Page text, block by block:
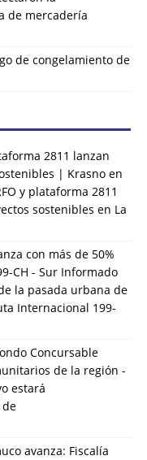
de mercadería
de congelamiento de
2811 lanzan
| Krasno en
y plataforma 2811
sostenibles en La
con más de 50%
CH - Sur Informado
la pasada urbana de
Internacional 199-
Concursable
de la región -
estará
avanza: Fiscalía